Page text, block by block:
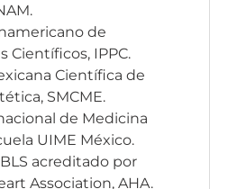
de
Científicos, IPPC.
Científica de
SMCME.
de Medicina
UIME México.
acreditado por
Association, AHA.